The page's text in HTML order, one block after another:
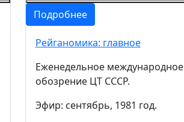
Подробнее
Рейганомика: главное
Еженедельное международное
обозрение ЦТ СССР.
Эфир: сентябрь, 1981 год.